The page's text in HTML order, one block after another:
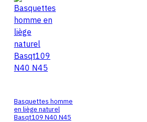
Basquettes homme
en liège naturel
Basqt109 N40 N45